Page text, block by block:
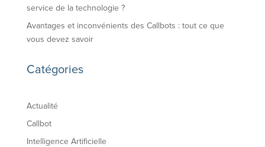
service de la technologie ?
Avantages et inconvénients des Callbots : tout ce que
vous devez savoir
Catégories
Actualité
Callbot
Intelligence Artificielle